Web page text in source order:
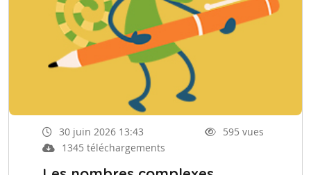
30 juin 2026 13:43
595 vues
1345 téléchargements